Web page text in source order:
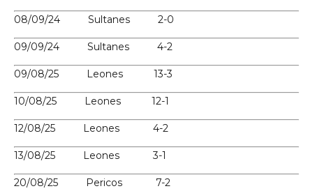
08/09/24 Sultanes 2-0
09/09/24 Sultanes 4-2
09/08/25 Leones 13-3
10/08/25 Leones 12-1
12/08/25 Leones 4-2
13/08/25 Leones 3-1
20/08/25 Pericos 7-2